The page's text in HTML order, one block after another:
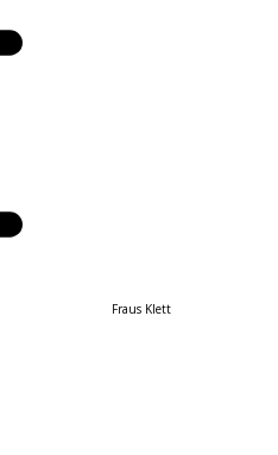
Fraus Klett